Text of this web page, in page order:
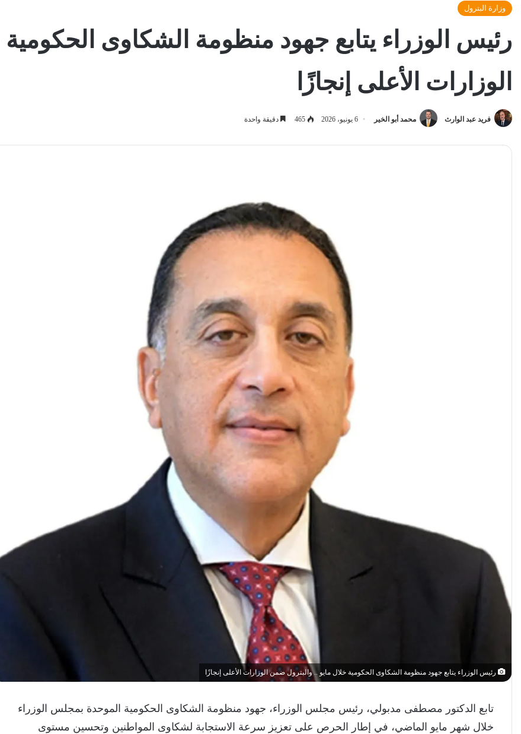
وزارة البترول
رئيس الوزراء يتابع جهود منظومة الشكاوى
الوزارات الأعلى إنجازًا
فريد عبد الوارث محمد أبو الخير 6 يونيو، 2026 465 دقيقة واحدة
رئيس الوزراء يتابع جهود منظومة الشكاوى الحكومية خلال مايو .. والبترول ضمن الوزارات الأعلى إنجازًا
تابع الدكتور مصطفى مدبولي، رئيس مجلس الوزراء، جهود منظومة الشكاوى الحكومية الموحدة بمجلس الوزراء
خلال شهر مايو الماضي، في إطار الحرص على تعزيز سرعة الاستجابة لشكاوى المواطنين وتحسين مستوى